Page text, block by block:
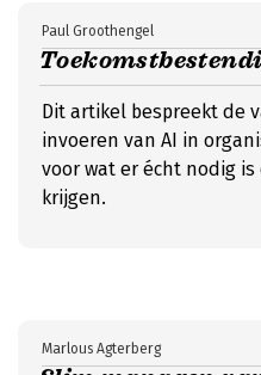
Paul Groothengel
Dit artikel bespreekt de
invoeren van AI in
voor wat er écht nodig
krijgen.
Marlous Agterberg